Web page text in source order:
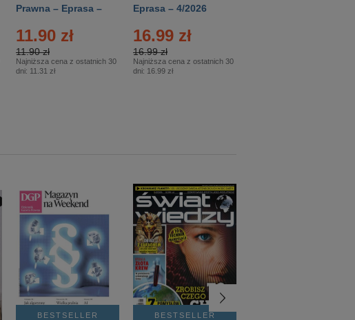
Prawna – Eprasa –
11.90 zł
11.90 zł
Najniższa cena z ostatnich 30
dni: 11.31 zł
Eprasa – 4/2026
16.99 zł
16.99 zł
Najniższa cena z ostatnich 30
dni: 16.99 zł
BESTSELLER BESTSELLER